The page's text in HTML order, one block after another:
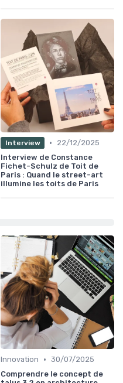
Interview •
22/12/2025
Interview de Constance
Fichet-Schulz de Toit de
Paris : Quand le street-art
illumine les toits de Paris
Innovation • 30/07/2025
Comprendre le concept de